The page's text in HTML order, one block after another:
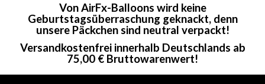
Von AirFx-Balloons wird keine
Geburtstagsüberraschung geknackt, denn
unsere Päckchen sind neutral verpackt!
Versandkostenfrei innerhalb Deutschlands ab
75,00 € Bruttowarenwert!